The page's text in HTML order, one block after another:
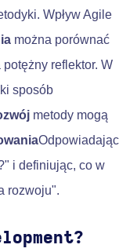
Wpływ Agile
można porównać
reflektor. W
sposób
metody mogą
Odpowiadając
i definiując, co w
rozwoju".